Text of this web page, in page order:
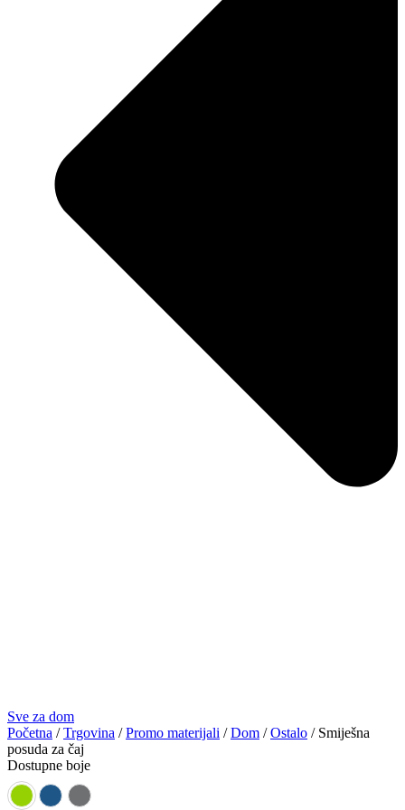
Sve za dom
Početna /Trgovina /Promo materijali /Dom /Ostalo / Smiješna
posuda za čaj
Dostupne boje